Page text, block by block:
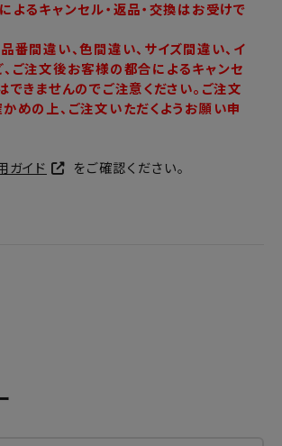
るキャンセル・返品・交換はお受けで
番間違い、色間違い、サイズ間違い、イ
ご注文後お客様の都合によるキャンセ
できませんのでご注意ください。ご注文
めの上、ご注文いただくようお願い申
ガイド をご確認ください。